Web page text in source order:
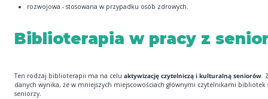
rozwojowa - stosowana w przypadku osób zdrowych.
Biblioterapia w pracy z
Ten rodzaj biblioterapii ma na celu aktywizację czytelniczą i kulturalną seniorów.
danych wynika, że w mniejszych miejscowościach głównymi czytelnikami bibliotek
seniorzy.